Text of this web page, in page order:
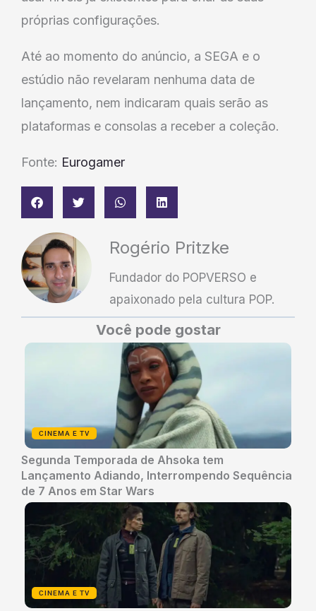
próprias configurações.
Até ao momento do anúncio, a SEGA e o
estúdio não revelaram nenhuma data de
lançamento, nem indicaram quais serão as
plataformas e consolas a receber a coleção.
Fonte: Eurogamer
Rogério Pritzke
Fundador do POPVERSO e
apaixonado pela cultura POP.
Você pode gostar
CINEMA E TV
Segunda Temporada de Ahsoka tem
Lançamento Adiando, Interrompendo Sequência
de 7 Anos em Star Wars
CINEMA E TV